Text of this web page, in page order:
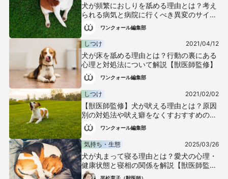
犬が頻繁におしりを舐める理由とは？考え
られる病気と病院に行くべき異変のサイン
について解説します！【獣医師監修】
ワンクォール編集部
しつけ 2021/04/12
犬が床を舐める理由とは？行動の裏にある
心理と対処法について解説【獣医師監修】
ワンクォール編集部
しつけ 2021/02/02
【獣医師監修】犬が吠える理由とは？原因
別の対処法や吠え癖をなくすおすすめのし
つけなどを解説
ワンクォール編集部
気持ち・生態 2025/03/26
犬が丸まって寝る理由とは？愛犬の心理・
健康状態と寝相の関係を解説【獣医師監
修】